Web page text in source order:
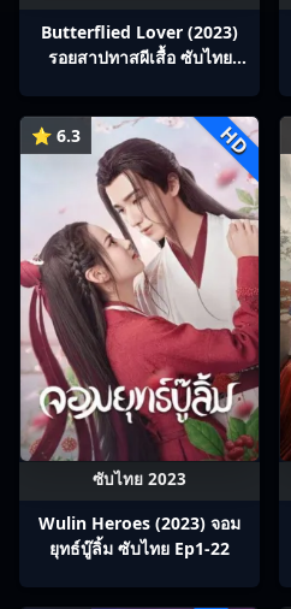
Butterflied Lover (2023)
รอยสาปทาสผีเสื้อ ซับไทย
⭐ 6.3 HD
ซับไทย 2023
Wulin Heroes (2023) จอม
ยุทธ์บู๊ลิ้ม ซับไทย Ep1-22